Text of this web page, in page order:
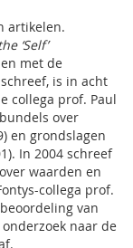
artikelen.
‘Self’
met de
is in acht
collega prof. Paul
over
en grondslagen
In 2004 schreef
waarden en
collega prof.
van
naar de